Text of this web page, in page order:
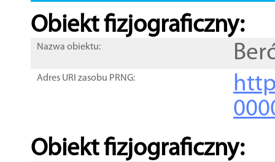
Obiekt fizjograficzny:
Nazwa obiektu:
Adres URI zasobu PRNG:
Obiekt fizjograficzny: